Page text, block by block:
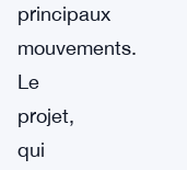
principaux
mouvements.
Le
projet,
qui